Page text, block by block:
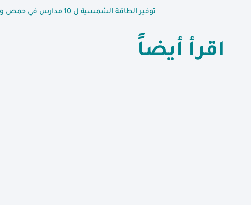
توفير الطاقة الشمسية ل 10 مدارس في حمص و دمشق
اقرأ أيضاً